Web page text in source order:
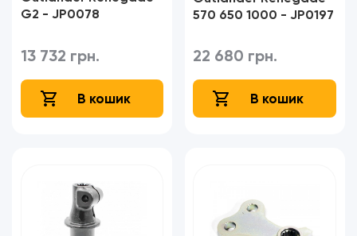
G2 - JP0078
13 732 грн.
В кошик
570 650 1000 - JP0197
22 680 грн.
В кошик